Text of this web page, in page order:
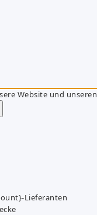
Website und
Lieferanten